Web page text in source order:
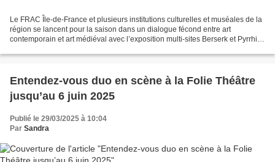
Le FRAC Île-de-France et plusieurs institutions culturelles et muséales de la
région se lancent pour la saison dans un dialogue fécond entre art
contemporain et art médiéval avec l’exposition multi-sites Berserk et Pyrrhia.
Entendez-vous duo en scène à la Folie Théâtre
jusqu’au 6 juin 2025
Publié le 29/03/2025 à 10:04
Par Sandra